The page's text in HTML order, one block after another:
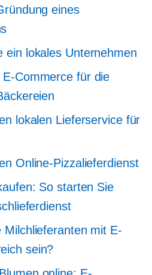
eines
ein lokales Unternehmen
Commerce für die
lokalen Lieferservice für
Online-Pizzalieferdienst
So starten Sie
Milchlieferanten mit E-
sein?